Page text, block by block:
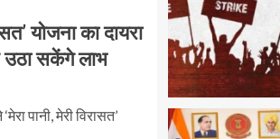
योजना का दायरा
उठा सकेंगे लाभ
पानी, मेरी विरासत’